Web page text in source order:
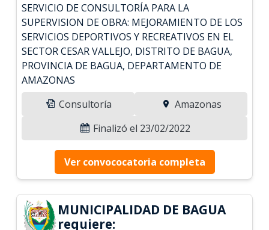
SERVICIO DE CONSULTORÍA PARA LA
SUPERVISION DE OBRA: MEJORAMIENTO DE LOS
SERVICIOS DEPORTIVOS Y RECREATIVOS EN EL
SECTOR CESAR VALLEJO, DISTRITO DE BAGUA,
PROVINCIA DE BAGUA, DEPARTAMENTO DE
AMAZONAS
Consultoría
Amazonas
Finalizó el 23/02/2022
Ver convococatoria completa
MUNICIPALIDAD DE BAGUA
requiere: